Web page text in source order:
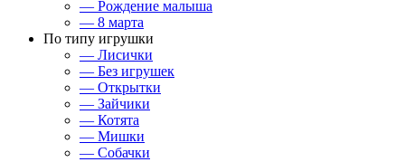
— Рождение малыша
— 8 марта
По типу игрушки
— Лисички
— Без игрушек
— Открытки
— Зайчики
— Котята
— Мишки
— Собачки